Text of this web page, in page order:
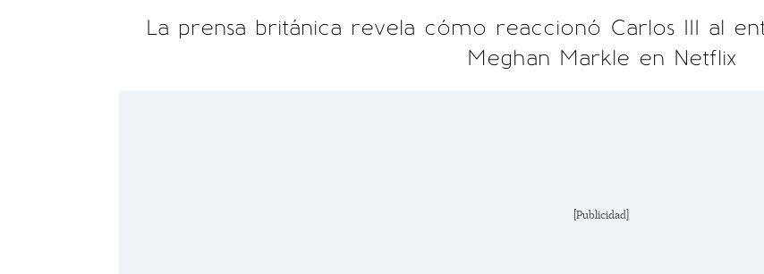
La prensa británica revela cómo reaccionó Carlos III al
Meghan Markle en Netflix
[Publicidad]